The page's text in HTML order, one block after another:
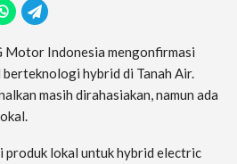
Motor Indonesia mengonfirmasi
hybrid di Tanah Air.
masih dirahasiakan, namun ada
produk lokal untuk hybrid electric